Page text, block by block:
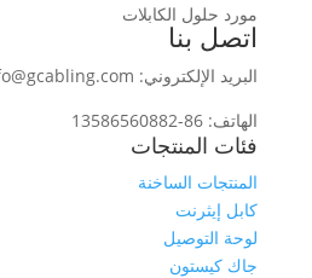
مورد حلول الكابلات
اتصل بنا
البريد الإلكتروني: info@gcabling.com
الهاتف: 86-13586560882
فئات المنتجات
المنتجات الساخنة
كابل إيثرنت
لوحة التوصيل
جاك كيستون